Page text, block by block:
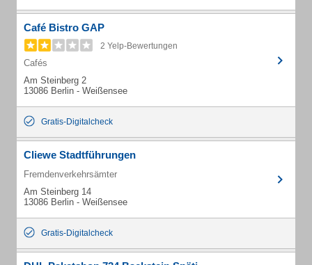
Café Bistro GAP
2 Yelp-Bewertungen
Cafés
Am Steinberg 2
13086 Berlin - Weißensee
Gratis-Digitalcheck
Cliewe Stadtführungen
Fremdenverkehrsämter
Am Steinberg 14
13086 Berlin - Weißensee
Gratis-Digitalcheck